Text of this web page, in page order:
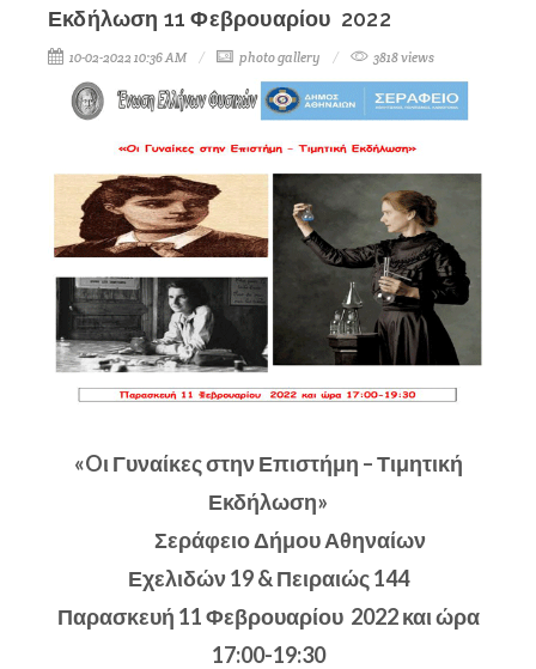
Εκδήλωση 11 Φεβρουαρίου 2022
10-02-2022 10:36 AM photo gallery 3818 views
«Oι Γυναίκες στην Επιστήμη – Τιμητική
Εκδήλωση»
Σεράφειο Δήμου Αθηναίων
Εχελιδών 19 & Πειραιώς 144
Παρασκευή 11 Φεβρουαρίου 2022 και ώρα
17:00-19:30